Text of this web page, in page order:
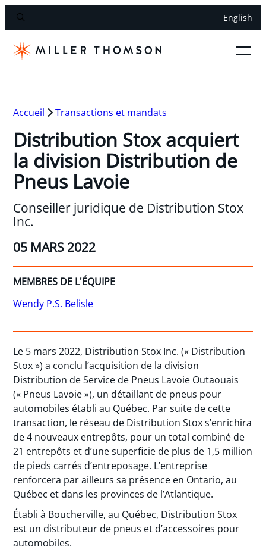
English
Accueil Transactions et mandats
Distribution Stox acquiert
la division Distribution de
Pneus Lavoie
Conseiller juridique de Distribution Stox
Inc.
05 MARS 2022
MEMBRES DE L'ÉQUIPE
Wendy P.S. Belisle
Le 5 mars 2022, Distribution Stox Inc. (« Distribution
Stox ») a conclu l’acquisition de la division
Distribution de Service de Pneus Lavoie Outaouais
(« Pneus Lavoie »), un détaillant de pneus pour
automobiles établi au Québec. Par suite de cette
transaction, le réseau de Distribution Stox s’enrichira
de 4 nouveaux entrepôts, pour un total combiné de
21 entrepôts et d’une superficie de plus de 1,5 million
de pieds carrés d’entreposage. L’entreprise
renforcera par ailleurs sa présence en Ontario, au
Québec et dans les provinces de l’Atlantique.
Établi à Boucherville, au Québec, Distribution Stox
est un distributeur de pneus et d’accessoires pour
automobiles.